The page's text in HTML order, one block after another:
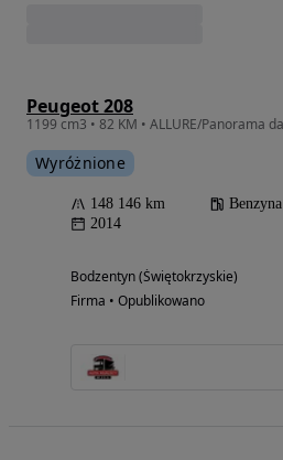
Peugeot 208
Wyróżnione
148 146 km Benzyna
2014
Bodzentyn (Świętokrzyskie)
Firma • Opublikowano